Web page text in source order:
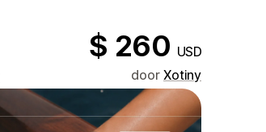
$ 260 USD
door Xotiny